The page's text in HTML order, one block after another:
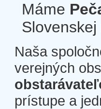
Máme
Naša
verejných
prístupe a